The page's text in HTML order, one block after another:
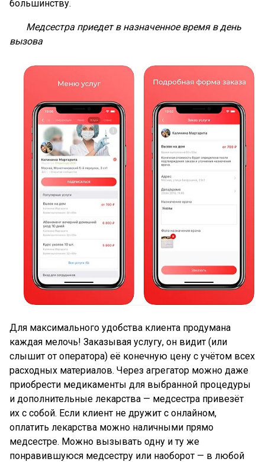
большинству.
Медсестра приедет в назначенное время в день
вызова
Для максимального удобства клиента продумана
каждая мелочь! Заказывая услугу, он видит (или
слышит от оператора) её конечную цену с учётом всех
расходных материалов. Через агрегатор можно даже
приобрести медикаменты для выбранной процедуры
и дополнительные лекарства — медсестра привезёт
их с собой. Если клиент не дружит с онлайном,
оплатить лекарства можно наличными прямо
медсестре. Можно вызывать одну и ту же
понравившуюся медсестру или наоборот — в любой